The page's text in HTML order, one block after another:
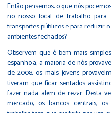
Então pensemos: o que nós
no nosso local de trabalho
transportes públicos e para reduzir
ambientes fechados?
Observem que é bem mais
espanhola, a maioria de nós
de 2008, os mais jovens
tiveram que ficar sentados
fazer nada além de rezar. Desta
mercado, os bancos centrais,